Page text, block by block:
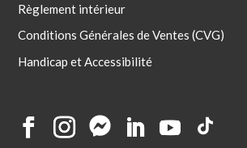
Règlement intérieur
Conditions Générales de Ventes (CVG)
Handicap et Accessibilité